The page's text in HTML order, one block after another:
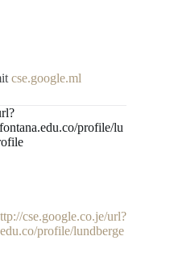
cse.google.ml
profile/lu
cse.google.co.je/url?
profile/lundberge